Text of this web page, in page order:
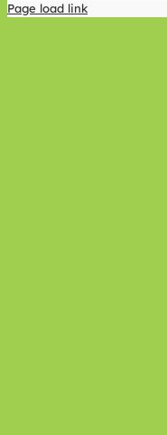
Page load link